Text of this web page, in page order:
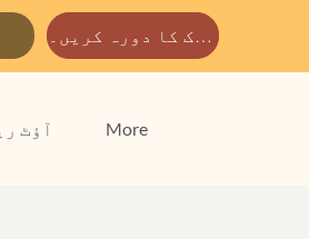
ہمارے پارک کا دورہ کریں۔
آؤٹ More